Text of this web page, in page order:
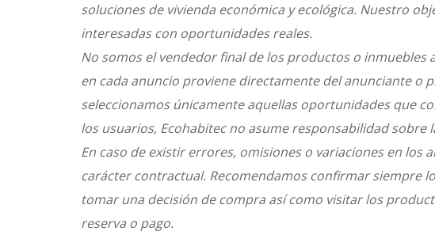
soluciones de vivienda económica y ecológica. Nuestro
interesadas con oportunidades reales.
No somos el vendedor final de los productos o inmuebles
en cada anuncio proviene directamente del anunciante o
seleccionamos únicamente aquellas oportunidades que
los usuarios, Ecohabitec no asume responsabilidad
En caso de existir errores, omisiones o variaciones en los
carácter contractual. Recomendamos confirmar siempre
tomar una decisión de compra así como visitar los
reserva o pago.